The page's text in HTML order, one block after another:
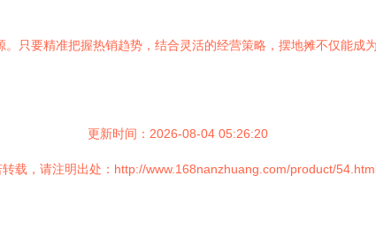
只要精准把握热销趋势，结合灵活的经营策略，摆地摊不仅能成
更新时间：2026-08-04 05:26:20
转载，请注明出处：http://www.168nanzhuang.com/product/